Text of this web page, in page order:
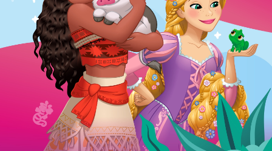
ovejero
fleur
cubrelecho